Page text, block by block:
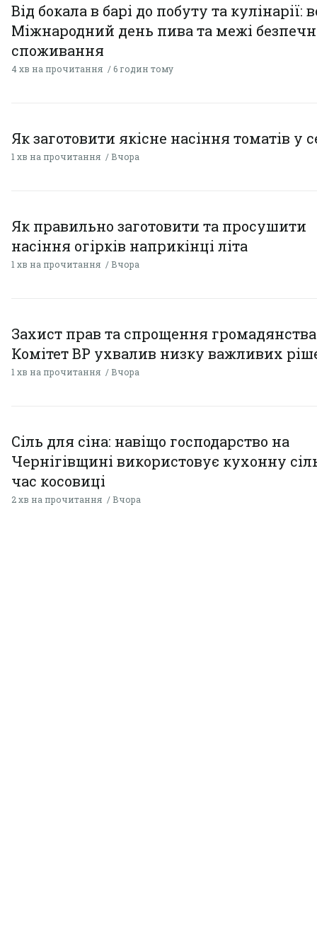
Від бокала в барі до побуту та кулінарії:
Міжнародний день пива та межі
споживання
4 хв на прочитання 6 годин тому
Як заготовити якісне насіння томатів у
1 хв на прочитання Вчора
Як правильно заготовити та просушити
насіння огірків наприкінці літа
1 хв на прочитання Вчора
Захист прав та спрощення
Комітет ВР ухвалив низку важливих
1 хв на прочитання Вчора
Сіль для сіна: навіщо господарство на
Чернігівщині використовує кухонну
час косовиці
2 хв на прочитання Вчора